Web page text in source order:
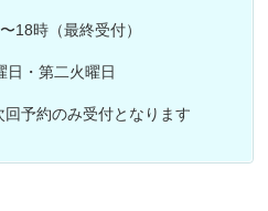
18時（最終受付）
日・第二火曜日
予約のみ受付となります